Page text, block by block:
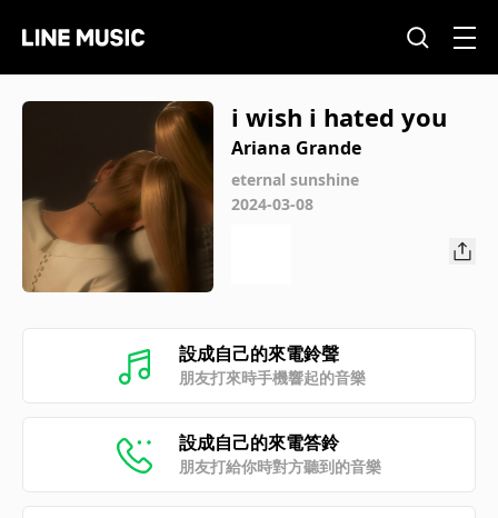
i wish i hated you
Ariana Grande
eternal sunshine
2024-03-08
設成自己的來電鈴聲
朋友打來時手機響起的音樂
設成自己的來電答鈴
朋友打給你時對方聽到的音樂